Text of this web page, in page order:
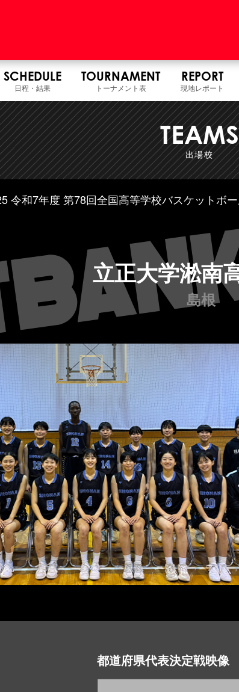
SCHEDULE
日程・結果
TOURNAMENT
トーナメント表
REPORT
現地レポート
TEAMS
出場校
令和7年度 第78回全国高等学校バスケットボ
立正大学淞南
島根
都道府県代表決定戦映像